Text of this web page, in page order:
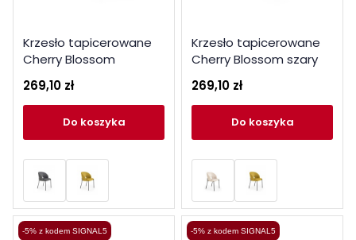
Krzesło tapicerowane
Cherry Blossom
269,10 zł
do koszyka
Krzesło tapicerowane
Cherry Blossom szary
269,10 zł
do koszyka
-5% z kodem SIGNAL5 -5% z kodem SIGNAL5